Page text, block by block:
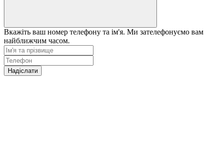
Вкажіть ваш номер телефону та ім'я. Ми зателефонуємо вам
найближчим часом.
Надіслати